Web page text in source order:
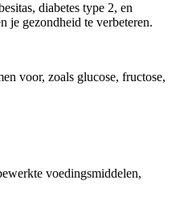
diabetes type 2, en
je gezondheid te verbeteren.
voor, zoals glucose, fructose,
voedingsmiddelen,